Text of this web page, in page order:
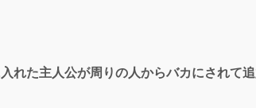
れた主人公が周りの人からバカにされて